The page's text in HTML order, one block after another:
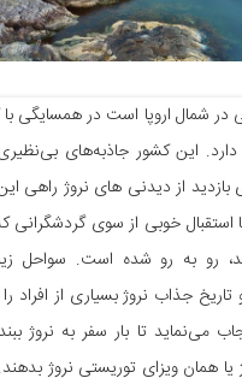
در شمال اروپا است در همسایگی
دارد. این کشور جاذبه‌های
بازدید از دیدنی های نروژ راهی
با استقبال خوبی از سوی
رو به رو شده است. سواحل
و تاریخ جذاب نروژ بسیاری از
می‌نماید تا بار سفر به نروژ
همان ویزای توریستی نروژ